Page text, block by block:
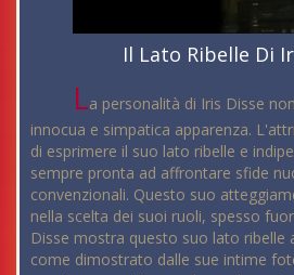
Il Lato Ribelle Di
La personalità di Iris Disse
innocua e simpatica apparenza.
di esprimere il suo lato ribelle e
sempre pronta ad affrontare sfide
convenzionali. Questo suo
nella scelta dei suoi ruoli, spesso
Disse mostra questo suo lato ribelle
come dimostrato dalle sue intime